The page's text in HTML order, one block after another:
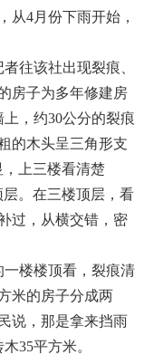
从4月份下雨开始，
往该社出现裂痕、
房子为多年修建房
，约30公分的裂痕
的木头呈三角形支
上三楼看清楚
。在三楼顶层，看
过，从横交错，密
楼楼顶看，裂痕清
米的房子分成两
说，那是拿来挡雨
35平方米。